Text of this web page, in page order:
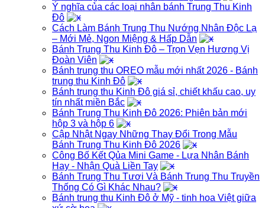
Ý nghĩa của các loại nhân bánh Trung Thu Kinh
Đô
Cách Làm Bánh Trung Thu Nướng Nhân Độc Lạ
– Mới Mẻ, Ngon Miệng & Hấp Dẫn
Bánh Trung Thu Kinh Đô – Trọn Vẹn Hương Vị
Đoàn Viên
Bánh trung thu OREO mẫu mới nhất 2026 - Bánh
trung thu Kinh Đô
Bánh trung thu Kinh Đô giá sỉ, chiết khấu cao, uy
tín nhất miền Bắc
Bánh Trung Thu Kinh Đô 2026: Phiên bản mới
hộp 3 và hộp 6
Cập Nhật Ngay Những Thay Đổi Trong Mẫu
Bánh Trung Thu Kinh Đô 2026
Công Bố Kết Qủa Mini Game - Lựa Nhân Bánh
Hay - Nhận Quà Liền Tay
Bánh Trung Thu Tươi Và Bánh Trung Thu Truyền
Thống Có Gì Khác Nhau?
Bánh trung thu Kinh Đô ở Mỹ - tinh hoa Việt giữa